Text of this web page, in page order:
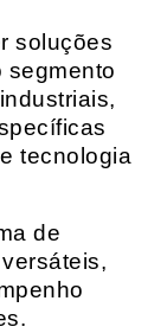
soluções
segmento
tecnologia
de